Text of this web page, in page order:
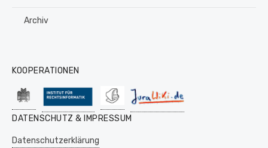
Archiv
KOOPERATIONEN
DATENSCHUTZ & IMPRESSUM
Datenschutzerklärung